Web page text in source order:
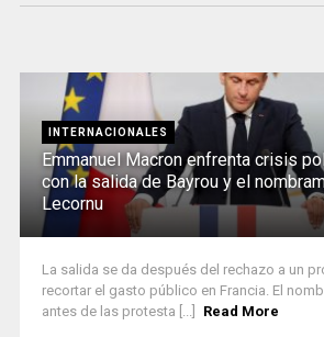
INTERNACIONALES
Emmanuel Macron enfrenta crisis
con la salida de Bayrou y el
Lecornu
La salida se da después del rechazo a un
recortar el gasto público en Francia. El
antes de las protesta [...]
Read More